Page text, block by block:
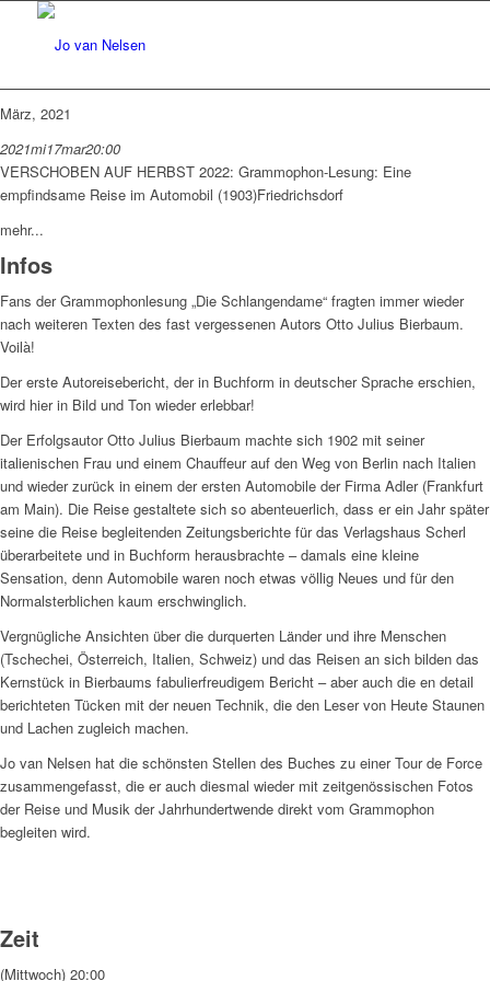
März, 2021
2021mi17mar20:00
VERSCHOBEN AUF HERBST 2022: Grammophon-Lesung: Eine
empfindsame Reise im Automobil (1903)Friedrichsdorf
mehr...
Infos
Fans der Grammophonlesung „Die Schlangendame“ fragten immer wieder
nach weiteren Texten des fast vergessenen Autors Otto Julius Bierbaum.
Voilà!
Der erste Autoreisebericht, der in Buchform in deutscher Sprache erschien,
wird hier in Bild und Ton wieder erlebbar!
Der Erfolgsautor Otto Julius Bierbaum machte sich 1902 mit seiner
italienischen Frau und einem Chauffeur auf den Weg von Berlin nach Italien
und wieder zurück in einem der ersten Automobile der Firma Adler (Frankfurt
am Main). Die Reise gestaltete sich so abenteuerlich, dass er ein Jahr später
seine die Reise begleitenden Zeitungsberichte für das Verlagshaus Scherl
überarbeitete und in Buchform herausbrachte – damals eine kleine
Sensation, denn Automobile waren noch etwas völlig Neues und für den
Normalsterblichen kaum erschwinglich.
Vergnügliche Ansichten über die durquerten Länder und ihre Menschen
(Tschechei, Österreich, Italien, Schweiz) und das Reisen an sich bilden das
Kernstück in Bierbaums fabulierfreudigem Bericht – aber auch die en detail
berichteten Tücken mit der neuen Technik, die den Leser von Heute Staunen
und Lachen zugleich machen.
Jo van Nelsen hat die schönsten Stellen des Buches zu einer Tour de Force
zusammengefasst, die er auch diesmal wieder mit zeitgenössischen Fotos
der Reise und Musik der Jahrhundertwende direkt vom Grammophon
begleiten wird.
Zeit
(Mittwoch) 20:00